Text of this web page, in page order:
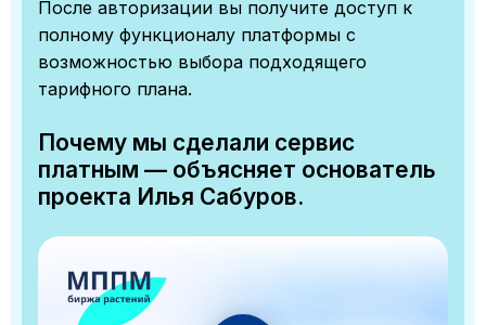
После авторизации вы получите доступ к
полному функционалу платформы с
возможностью выбора подходящего
тарифного плана.
Почему мы сделали сервис
платным — объясняет основатель
проекта Илья Сабуров.